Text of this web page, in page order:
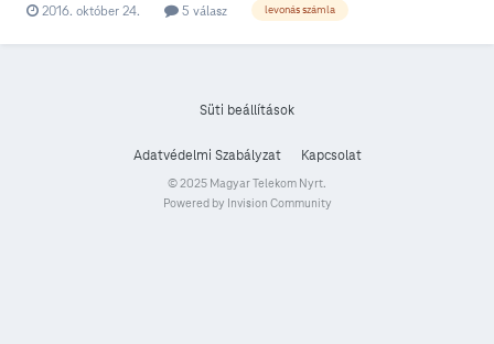
2016. október 24.
5 válasz levonás számla
Süti beállítások
Adatvédelmi Szabályzat Kapcsolat
© 2025 Magyar Telekom Nyrt.
Powered by Invision Community